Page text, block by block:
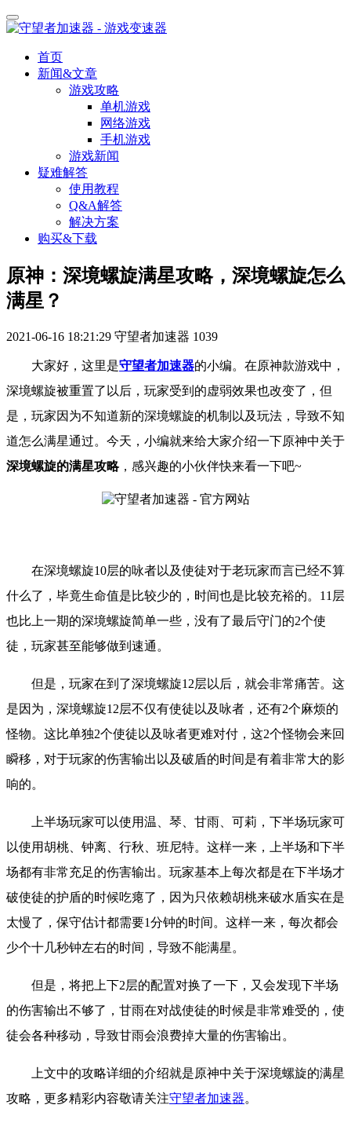
首页
新闻&文章
游戏攻略
单机游戏
网络游戏
手机游戏
游戏新闻
疑难解答
使用教程
Q&A解答
解决方案
购买&下载
原神：深境螺旋满星攻略，深境螺旋怎么
满星？
2021-06-16 18:21:29 守望者加速器 1039
大家好，这里是守望者加速器的小编。 在原神款游戏中，
深境螺旋被重置了以后，玩家受到的虚弱效果也改变了，但
是，玩家因为不知道新的深境螺旋的机制以及玩法，导致不知
道怎么满星通过。 今天，小编就来给大家介绍一下原神中关于
深境螺旋的满星攻略， 感兴趣的小伙伴快来看一下吧~
在深境螺旋10层的咏者以及使徒对于老玩家而言已经不算
什么了，毕竟生命值是比较少的，时间也是比较充裕的。11层
也比上一期的深境螺旋简单一些，没有了最后守门的2个使
徒，玩家甚至能够做到速通。
但是，玩家在到了深境螺旋12层以后，就会非常痛苦。这
是因为，深境螺旋12层不仅有使徒以及咏者，还有2个麻烦的
怪物。这比单独2个使徒以及咏者更难对付，这2个怪物会来回
瞬移，对于玩家的伤害输出以及破盾的时间是有着非常大的影
响的。
上半场玩家可以使用温、琴、甘雨、可莉，下半场玩家可
以使用胡桃、钟离、行秋、班尼特。这样一来，上半场和下半
场都有非常充足的伤害输出。玩家基本上每次都是在下半场才
破使徒的护盾的时候吃瘪了，因为只依赖胡桃来破水盾实在是
太慢了，保守估计都需要1分钟的时间。这样一来，每次都会
少个十几秒钟左右的时间，导致不能满星。
但是，将把上下2层的配置对换了一下，又会发现下半场
的伤害输出不够了，甘雨在对战使徒的时候是非常难受的，使
徒会各种移动，导致甘雨会浪费掉大量的伤害输出。
上文中的攻略详细的介绍就是原神中关于深境螺旋的满星
攻略，更多精彩内容敬请关注守望者加速器。